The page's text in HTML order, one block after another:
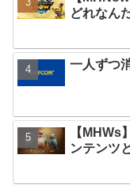
どれなん
一人ずつ
【MHWs
ンテンツ